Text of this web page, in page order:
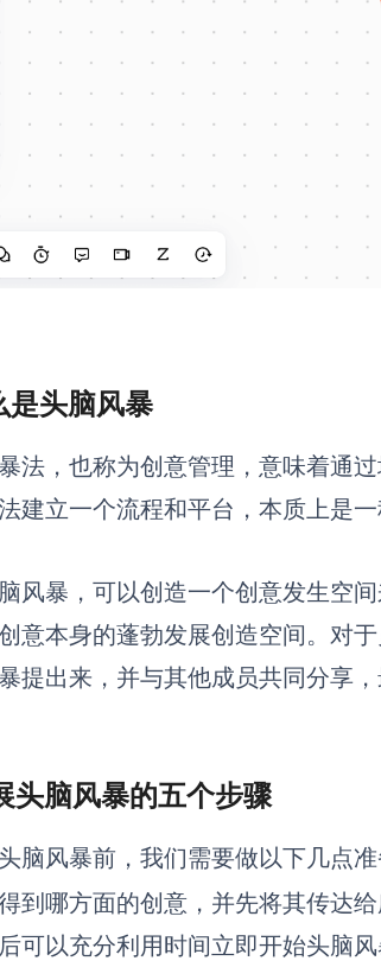
是头脑风暴
法，也称为创意管理，意味着通
建立一个流程和平台，本质上是一
风暴，可以创造一个创意发生空
意本身的蓬勃发展创造空间。对
提出来，并与其他成员共同分享，
头脑风暴的五个步骤
脑风暴前，我们需要做以下几点准
到哪方面的创意，并先将其传达
可以充分利用时间立即开始头脑风